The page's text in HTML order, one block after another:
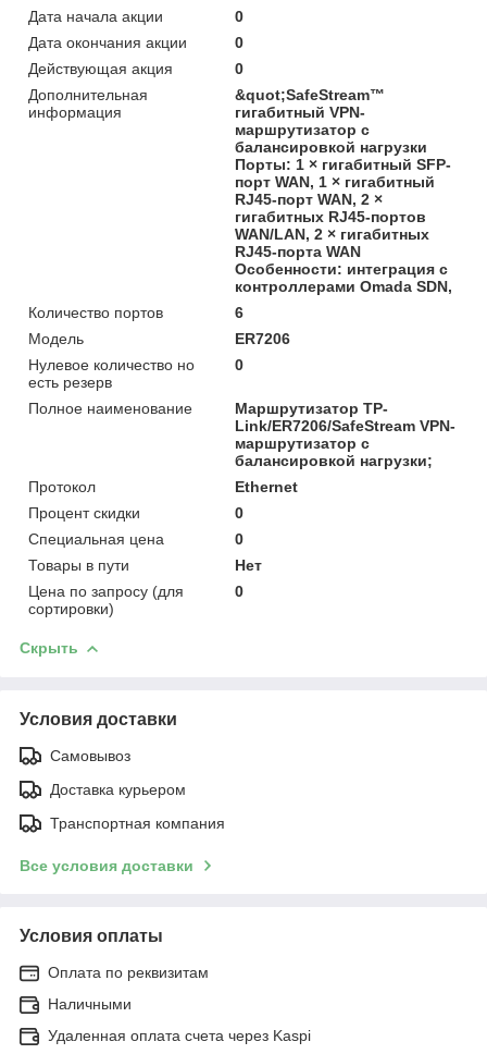
Дата начала акции
0
Дата окончания акции
0
Действующая акция
0
Дополнительная
информация
&quot;SafeStream™
гигабитный VPN-
маршрутизатор с
балансировкой нагрузки
Порты: 1 × гигабитный SFP-
порт WAN, 1 × гигабитный
RJ45-порт WAN, 2 ×
гигабитных RJ45-портов
WAN/LAN, 2 × гигабитных
RJ45-порта WAN
Особенности: интеграция с
контроллерами Omada SDN,
Количество портов
6
Модель
ER7206
Нулевое количество но
есть резерв
0
Полное наименование
Маршрутизатор TP-
Link/ER7206/SafeStream VPN-
маршрутизатор с
балансировкой нагрузки;
Протокол
Ethernet
Процент скидки
0
Специальная цена
0
Товары в пути
Нет
Цена по запросу (для
сортировки)
0
Скрыть
Условия доставки
Самовывоз
Доставка курьером
Транспортная компания
Все условия доставки
Условия оплаты
Оплата по реквизитам
Наличными
Удаленная оплата счета через Kaspi